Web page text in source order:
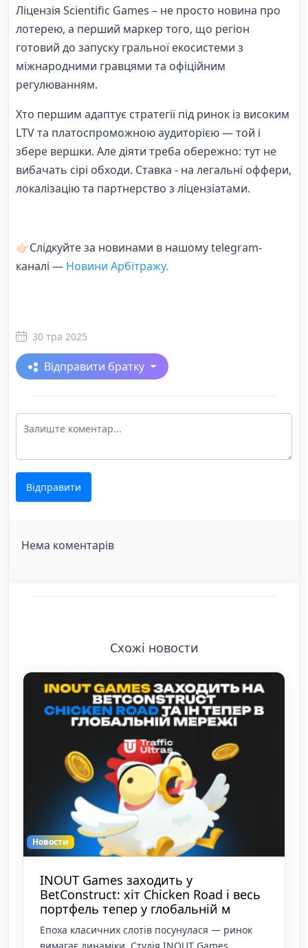
Ліцензія Scientific Games – не просто новина про
лотерею, а перший маркер того, що регіон
готовий до запуску гральної екосистеми з
міжнародними гравцями та офіційним
регулюванням.
Хто першим адаптує стратегії під ринок із високим
LTV та платоспроможною аудиторією — той і
збере вершки. Але діяти треба обережно: тут не
вибачать сірі обходи. Ставка - на легальні оффери,
локалізацію та партнерство з ліцензіатами.
👉🏻Слідкуйте за новинами в нашому telegram-
каналі — Новини Арбітражу.
30 тра 2025
Відправити братку
Відправити
Нема коментарів
Схожі новости
Новости
Лотерейний ринок в Україні: із
«закритого клубу» у прозорий бізнес
Уявіть собі бізнес, який 12 років живе у
«режимі очікування». Саме так виглядає